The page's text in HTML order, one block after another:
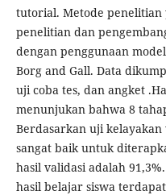
tutorial. Metode penelitian
penelitian dan
dengan penggunaan
Borg and Gall. Data
uji coba tes, dan angket
menunjukan bahwa 8
Berdasarkan uji
sangat baik untuk
hasil validasi adalah
hasil belajar siswa